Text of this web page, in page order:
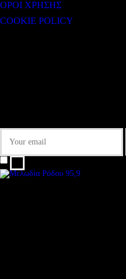
ΟΡΟΙ ΧΡΗΣΗΣ
COOKIE POLICY